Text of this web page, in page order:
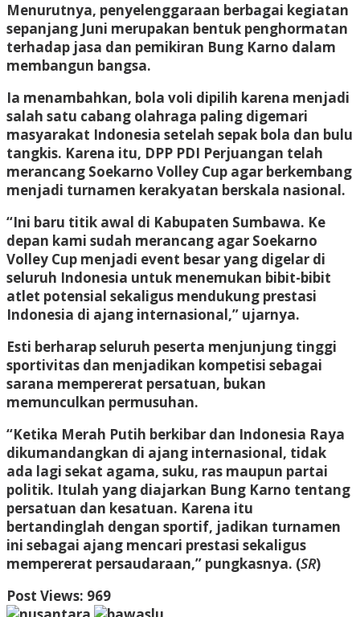
Menurutnya, penyelenggaraan berbagai kegiatan
sepanjang Juni merupakan bentuk penghormatan
terhadap jasa dan pemikiran Bung Karno dalam
membangun bangsa.
Ia menambahkan, bola voli dipilih karena menjadi
salah satu cabang olahraga paling digemari
masyarakat Indonesia setelah sepak bola dan bulu
tangkis. Karena itu, DPP PDI Perjuangan telah
merancang Soekarno Volley Cup agar berkembang
menjadi turnamen kerakyatan berskala nasional.
“Ini baru titik awal di Kabupaten Sumbawa. Ke
depan kami sudah merancang agar Soekarno
Volley Cup menjadi event besar yang digelar di
seluruh Indonesia untuk menemukan bibit-bibit
atlet potensial sekaligus mendukung prestasi
Indonesia di ajang internasional,” ujarnya.
Esti berharap seluruh peserta menjunjung tinggi
sportivitas dan menjadikan kompetisi sebagai
sarana mempererat persatuan, bukan
memunculkan permusuhan.
“Ketika Merah Putih berkibar dan Indonesia Raya
dikumandangkan di ajang internasional, tidak
ada lagi sekat agama, suku, ras maupun partai
politik. Itulah yang diajarkan Bung Karno tentang
persatuan dan kesatuan. Karena itu
bertandinglah dengan sportif, jadikan turnamen
ini sebagai ajang mencari prestasi sekaligus
mempererat persaudaraan,” pungkasnya. (SR)
Post Views: 969